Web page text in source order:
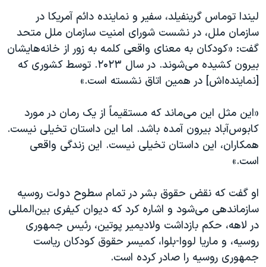
اسرائیل در جنگ
نرگس محمدی برنده جایزه نوبل صلح
همایش محافظه‌کاران آمریکا «سی‌پک»
صفحه‌های ویژه
لیندا توماس گرینفیلد، سفیر و نماینده دائم آمریکا در
سازمان ملل، در نشست شورای امنیت سازمان ملل متحد
گفت: «کودکان به معنای واقعی کلمه به زور از خانه‌هایشان
بیرون کشیده می‌شوند. در سال ۲۰۲۳. توسط کشوری که
[نماینده‌اش] در همین اتاق نشسته است.»
«این مثل این می‌ماند که مستقیماً از یک رمان در مورد
کابوس‌آباد‌ بیرون آمده باشد. اما این داستان تخیلی نیست.
همکاران، این داستان تخیلی نیست. این زندگی واقعی
است.»
او گفت که نقض حقوق بشر در تمام سطوح دولت روسیه
سازماندهی می‌شود و اشاره کرد که دیوان کیفری بین‌المللی
در لاهه، حکم بازداشت ولادیمیر پوتین، رئیس جمهوری
روسیه، و ماریا لووا-بلوا، کمیسر حقوق کودکان ریاست
جمهوری روسیه را صادر کرده است.